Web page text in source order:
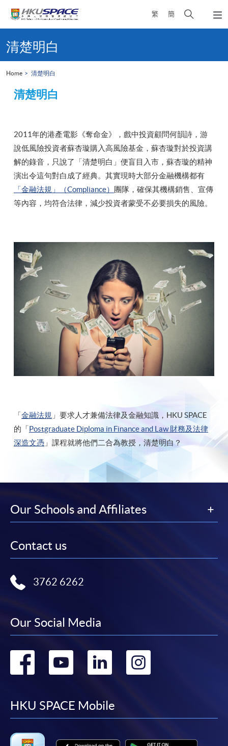
繁 簡
Open
search
content
start清楚明白
Home 清楚明白
清楚明白
2011年的港產電影《奪命金》，戲中投資顧問何韻詩，游
說低風險投資者蘇杏璇購入高風險基金，蘇杏璇對於投資講
解的錄音，只說了「清楚明白」便盲目入市，蘇杏璇的精神
演出令這句對白成了經典。其實現時大部分金融機構都有
「金融法規」（Compliance）
團隊，確保其機構銷售、宣傳
等內容，均符合法律，減少投資者蒙受不必要損失的風險。
「金融法規 」要求人才兼備法律及金融知識，HKU SPACE
的「Postgraduate Diploma in Finance and Law 財務及法律
深造文憑 」課程就將他們二合為教授，清楚明白？
Our Schools and Affiliates
Contact us
3762 6262
Our Social Media
Go
facebook
Go
youtube
Go
linkedin
Go
HKU SPACE Mobile